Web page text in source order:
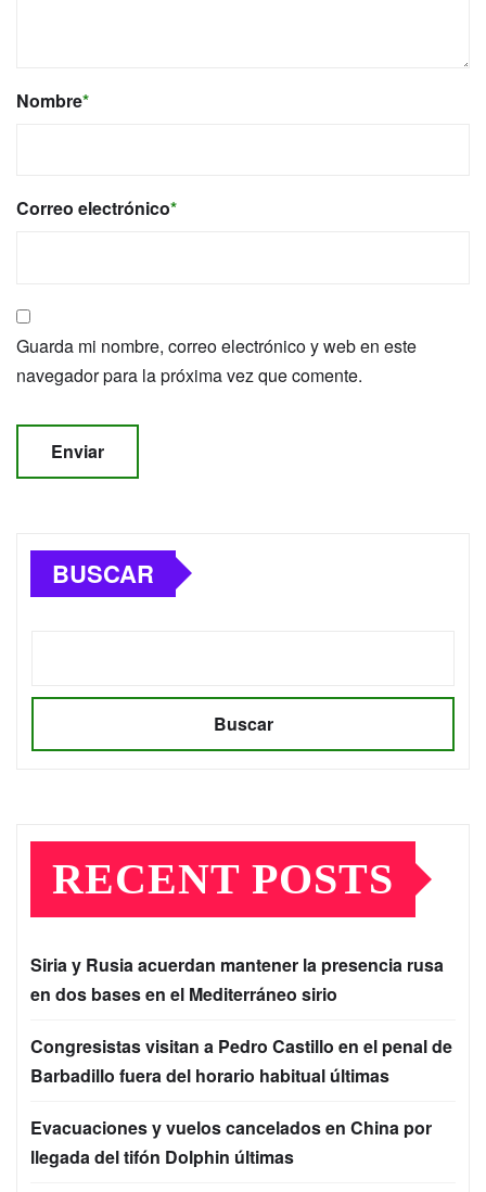
Nombre*
Correo electrónico*
Guarda mi nombre, correo electrónico y web en este
navegador para la próxima vez que comente.
BUSCAR
Buscar
RECENT POSTS
Siria y Rusia acuerdan mantener la presencia rusa
en dos bases en el Mediterráneo sirio
Congresistas visitan a Pedro Castillo en el penal de
Barbadillo fuera del horario habitual últimas
Evacuaciones y vuelos cancelados en China por
llegada del tifón Dolphin últimas